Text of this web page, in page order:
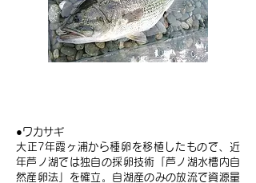
●ワカサギ
大正7年霞ヶ浦から種卵を移植したもので、近
年芦ノ湖では独自の採卵技術「芦ノ湖水槽内自
然産卵法」を確立。自湖産のみの放流で資源量